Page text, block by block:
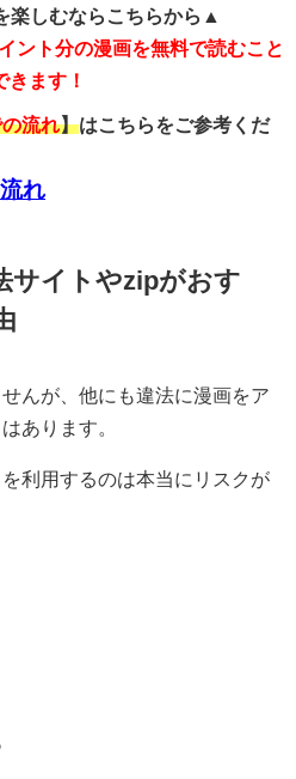
楽しむならこちらから▲
ント分の漫画を無料で読むこと
きます！
流れ】はこちらをご参考くだ
れ
サイトやzipがおす
んが、他にも違法に漫画をア
あります。
利用するのは本当にリスクが